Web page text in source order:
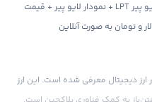
قیمت لایو پیر Livepeer + قیمت لحظه ای لایو پیر LPT + نمودار لایو پیر + قیمت
و تومان به صورت آنلاین
ارز دیجیتال معرفی شده است. این ارز